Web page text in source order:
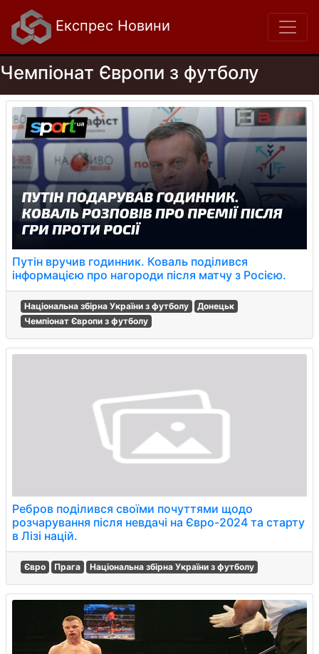
Експрес Новини
Чемпіонат Європи з футболу
Путін вручив годинник. Коваль поділився
інформацією про нагороди після матчу з Росією.
Національна збірна України з футболу
Донецьк
Чемпіонат Європи з футболу
Ребров поділився своїми почуттями щодо
розчарування після невдачі на Євро-2024 та старту
в Лізі націй.
Євро Прага Національна збірна України з футболу